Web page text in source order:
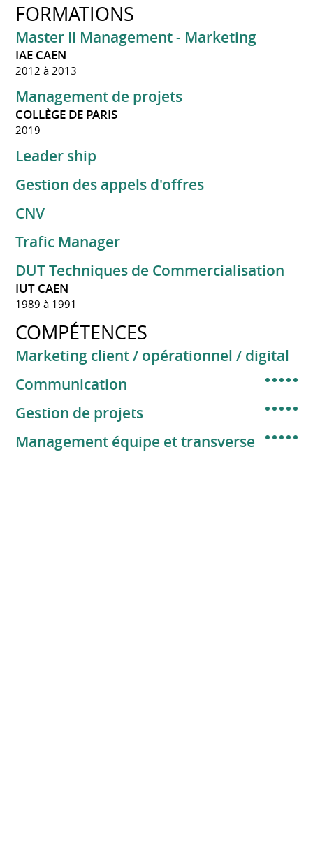
FORMATIONS
Master II Management - Marketing
IAE CAEN
2012 à 2013
Management de projets
COLLÈGE DE PARIS
2019
Leader ship
Gestion des appels d'offres
CNV
Trafic Manager
DUT Techniques de Commercialisation
IUT CAEN
1989 à 1991
COMPÉTENCES
Marketing client / opérationnel / digital
Communication
Gestion de projets
Management équipe et transverse